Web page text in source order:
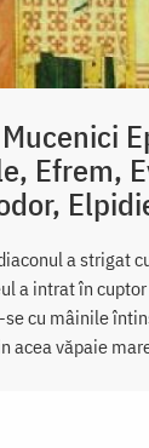
Efrem,
a strigat
a intrat în
cu mâinile
acea văpaie